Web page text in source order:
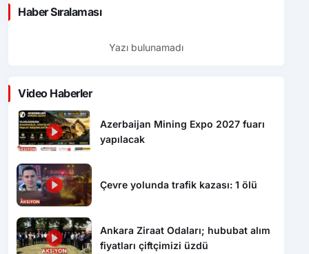
Haber Sıralaması
Yazı bulunamadı
Video Haberler
Azerbaijan Mining Expo 2027 fuarı
yapılacak
Çevre yolunda trafik kazası: 1 ölü
Ankara Ziraat Odaları; hububat alım
fiyatları çiftçimizi üzdü